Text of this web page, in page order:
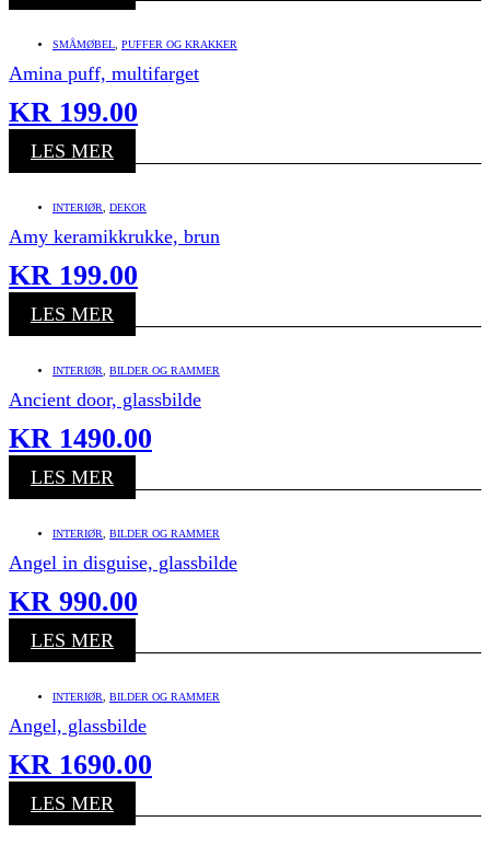
SMÅMØBEL PUFFER OG KRAKKER
Amina puff, multifarget
KR 199.00
LES MER
INTERIØR DEKOR
Amy keramikkrukke, brun
KR 199.00
LES MER
INTERIØR BILDER OG RAMMER
Ancient door, glassbilde
KR 1490.00
LES MER
INTERIØR BILDER OG RAMMER
Angel in disguise, glassbilde
KR 990.00
LES MER
INTERIØR BILDER OG RAMMER
Angel, glassbilde
KR 1690.00
LES MER